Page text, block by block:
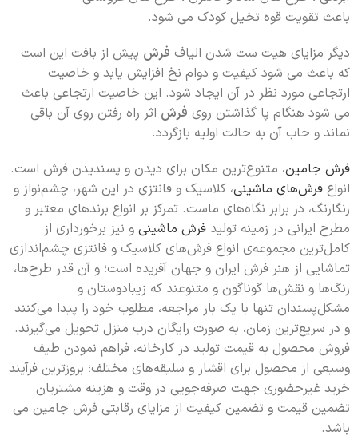
باعث تقویت قوه تخیل کودک می شود.
دیگر مزایای هیت ست شدن الیاف فرش پیش از بافت این است
که باعث می شود کیفیت و دوام نخ افزایش یابد و خاصیت
ارتجاعی مورد نظر در آن ایجاد شود. این خاصیت ارتجاعی باعث
می شود هنگام پا گذاشتن روی فرش اثر راه رفتن روی آن باقی
نماند و خاب آن به حالت اولیه بازگردد.
فرش جامین، متنوع‌ترین مکان برای دیدن و پسندیدن فرش است.
انواع فرش‌های ماشینی، کلاسیک و فانتزی در این شهر، چشم‌نواز و
رنگارنگ، در برابر نگاه‌های ماست. تمرکز بر انواع برندهای معتبر و
مطرح ایرانی در زمینه تولید فرش ماشینی و نیز برخورداری از
کامل‌ترین مجموعه‌ی انواع فرش‌های کلاسیک و فانتزی چشم‌اندازی
تماشایی از هنر فرش ایران و جهان آفریده است؛ و آن قدر طرح‌ها،
رنگ‌ها و نقش‌ها گونا‌گون و متنوعند که زیبادوستان و
مشکل‌پسندان تنها با یک بار مراجعه، مطلوب خود را پیدا می‌کنند
و در سریع‌ترین زمان، به صورت رایگان درب منزل تحویل می‌گیرند.
فروش محصول به قیمت تولید در کارخانه، فراهم نمودن طیف
وسیعی از محصول برای اقشار و سلیقه‌های مختلف؛ بروزترین فرآیند
خرید غیرحضوری جهت صرفه‌جویی در وقت و هزینه مشتریان
تضمین قیمت و تضمین کیفیت از مزایای رقابتی فرش جامین می
باشد.